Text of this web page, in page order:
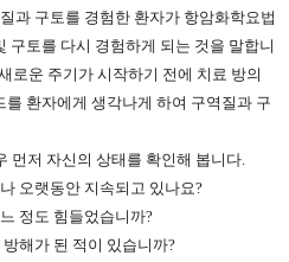
과 구토를 경험한 환자가 항암화학요법
구토를 다시 경험하게 되는 것을 말합니
로운 주기가 시작하기 전에 치료 방의
환자에게 생각나게 하여 구역질과 구
먼저 자신의 상태를 확인해 봅니다.
오랫동안 지속되고 있나요?
정도 힘들었습니까?
해가 된 적이 있습니까?